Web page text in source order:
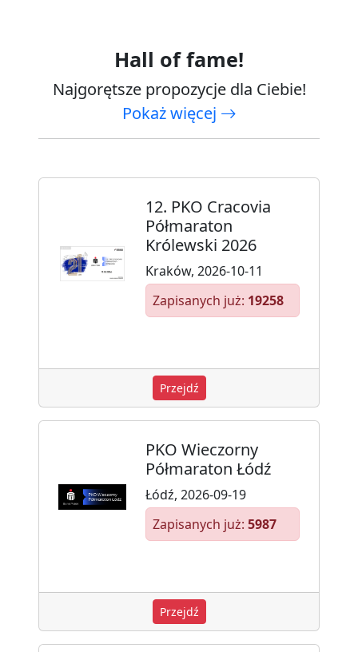
Hall of fame!
Najgorętsze propozycje dla Ciebie!
Pokaż więcej
12. PKO Cracovia
Półmaraton
Królewski 2026
Kraków, 2026-10-11
Zapisanych już: 19258
Przejdź
PKO Wieczorny
Półmaraton Łódź
Łódź, 2026-09-19
Zapisanych już: 5987
Przejdź